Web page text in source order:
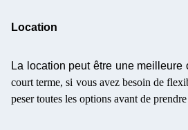
Location
La location peut être une meilleure
court terme, si vous avez besoin de
peser toutes les options avant de